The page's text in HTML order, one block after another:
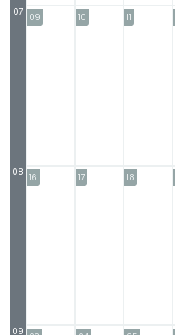
07 09 10 11
08 16 17 18
09